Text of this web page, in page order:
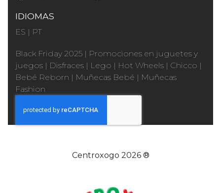
IDIOMAS
ES | PT
Black Friday 2025 | Promociones en juguetes y
juegos | Disfraces | Lego | Hot Wheels | Chicco |
Bebé Reborn | Muñecas Bebé | Muñecas
Fashion
Centroxogo 2026 ®